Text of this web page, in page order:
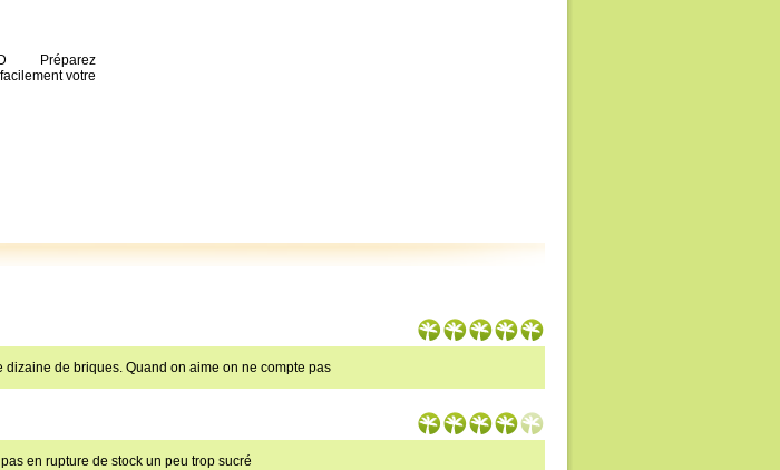
Préparez
votre
dizaine de briques. Quand on aime on ne compte pas
en rupture de stock un peu trop sucré